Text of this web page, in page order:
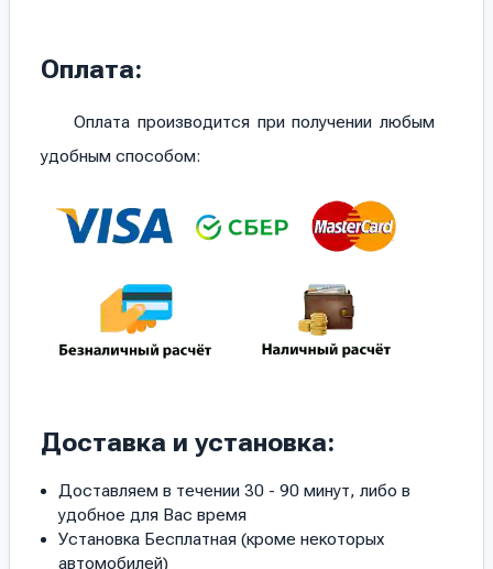
Оплата:
Оплата производится при получении любым
удобным способом:
Доставка и установка:
Доставляем в течении 30 - 90 минут, либо в
удобное для Вас время
Установка Бесплатная (кроме некоторых
автомобилей)